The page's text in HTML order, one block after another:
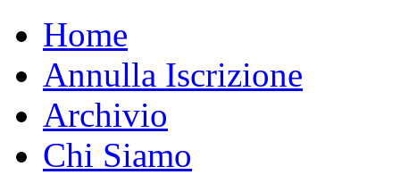
Home
Annulla Iscrizione
Archivio
Chi Siamo